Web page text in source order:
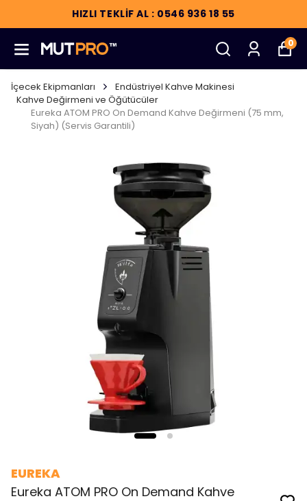
HIZLI TEKLİF AL : 0546 936 18 55
0
İçecek Ekipmanları
Endüstriyel Kahve Makinesi
Kahve Değirmeni ve Öğütücüler
Eureka ATOM PRO On Demand Kahve Değirmeni (75 mm,
Siyah) (Servis Garantili)
EUREKA
Eureka ATOM PRO On Demand Kahve